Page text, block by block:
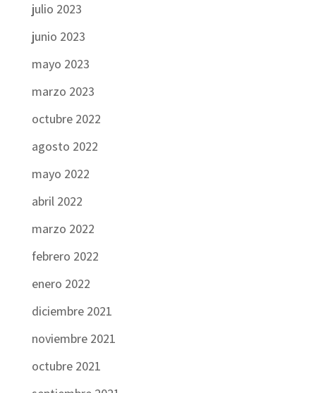
julio 2023
junio 2023
mayo 2023
marzo 2023
octubre 2022
agosto 2022
mayo 2022
abril 2022
marzo 2022
febrero 2022
enero 2022
diciembre 2021
noviembre 2021
octubre 2021